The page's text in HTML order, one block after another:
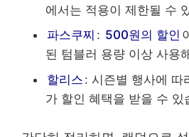
에서는 적용이 제한될 수
파스쿠찌 : 500원의 할인
된 텀블러 용량 이상 사용
할리스 : 시즌별 행사에 따
가 할인 혜택을 받을 수 있